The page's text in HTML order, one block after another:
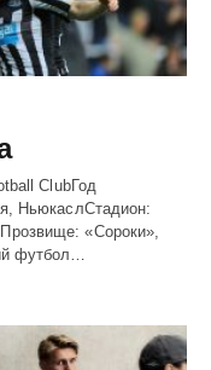
ClubГод
НьюкаслСтадион:
«Сороки»,
футбол…